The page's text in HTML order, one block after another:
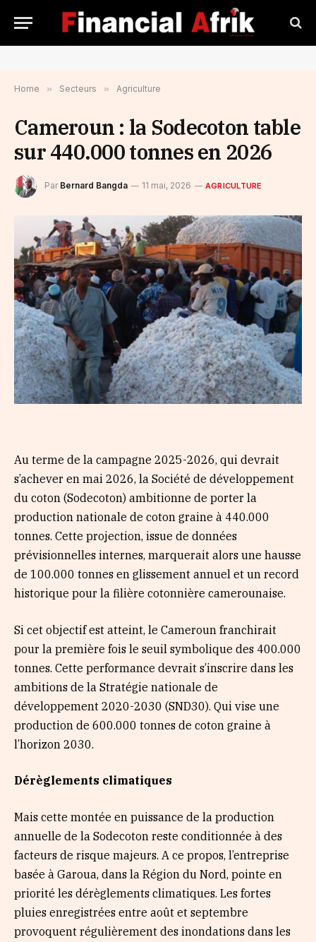
Home » Secteurs » Agriculture
Cameroun : la Sodecoton table
sur 440.000 tonnes en 2026
Par Bernard Bangda 11 mai, 2026 AGRICULTURE
Au terme de la campagne 2025-2026, qui devrait
s’achever en mai 2026, la Société de développement
du coton (Sodecoton) ambitionne de porter la
production nationale de coton graine à 440.000
tonnes. Cette projection, issue de données
prévisionnelles internes, marquerait alors une hausse
de 100.000 tonnes en glissement annuel et un record
historique pour la filière cotonnière camerounaise.
Si cet objectif est atteint, le Cameroun franchirait
pour la première fois le seuil symbolique des 400.000
tonnes. Cette performance devrait s’inscrire dans les
ambitions de la Stratégie nationale de
développement 2020-2030 (SND30). Qui vise une
production de 600.000 tonnes de coton graine à
l’horizon 2030.
Dérèglements climatiques
Mais cette montée en puissance de la production
annuelle de la Sodecoton reste conditionnée à des
facteurs de risque majeurs. A ce propos, l’entreprise
basée à Garoua, dans la Région du Nord, pointe en
priorité les dérèglements climatiques. Les fortes
pluies enregistrées entre août et septembre
provoquent régulièrement des inondations dans les